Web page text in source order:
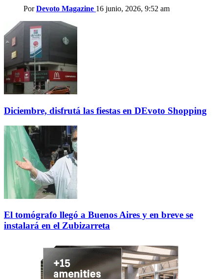
Por Devoto Magazine 16 junio, 2026, 9:52 am
Diciembre, disfrutá las fiestas en DEvoto Shopping
El tomógrafo llegó a Buenos Aires y en breve se
instalará en el Zubizarreta